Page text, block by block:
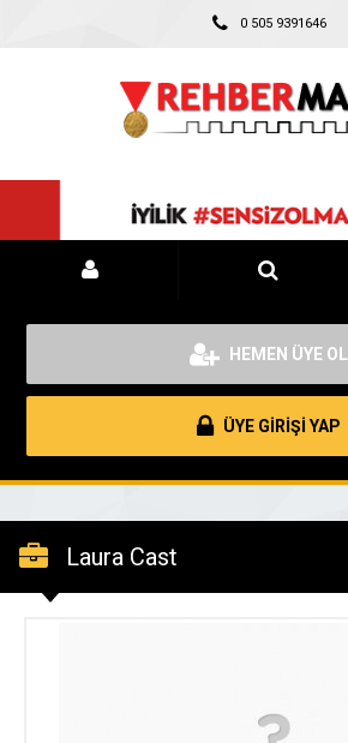
0 505 9391646
HEMEN ÜYE OL
ÜYE GİRİŞİ YAP
Laura Cast